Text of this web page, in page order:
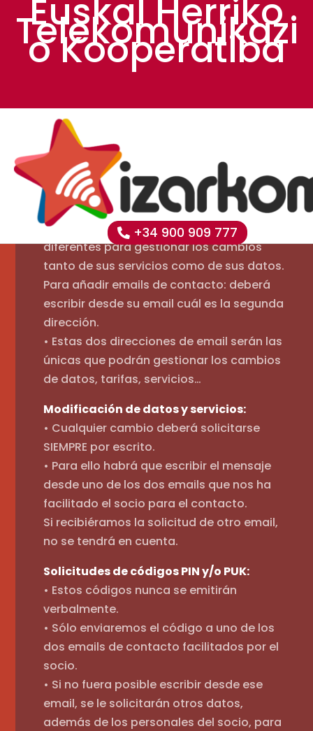
Euskal Herriko
Telekomunikazi
o Kooperatiba
+34 900 909 777
Protocolo de Seguridad
• El email de contacto será el emitido una
vez realizada la incorporación. Para
modificar este email, será el propio socio
el que deberá escribir desde la antigua
dirección indicando cuál es el nuevo
email.
• Cada socio puede utilizar dos emails
diferentes para gestionar los cambios
tanto de sus servicios como de sus datos.
Para añadir emails de contacto: deberá
escribir desde su email cuál es la segunda
dirección.
• Estas dos direcciones de email serán las
únicas que podrán gestionar los cambios
de datos, tarifas, servicios…
Modificación de datos y servicios:
• Cualquier cambio deberá solicitarse
SIEMPRE por escrito.
• Para ello habrá que escribir el mensaje
desde uno de los dos emails que nos ha
facilitado el socio para el contacto.
Si recibiéramos la solicitud de otro email,
no se tendrá en cuenta.
Solicitudes de códigos PIN y/o PUK:
• Estos códigos nunca se emitirán
verbalmente.
• Sólo enviaremos el código a uno de los
dos emails de contacto facilitados por el
socio.
• Si no fuera posible escribir desde ese
email, se le solicitarán otros datos,
además de los personales del socio, para